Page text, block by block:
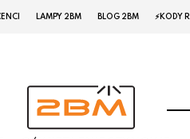
LAMPY 2BM BLOG 2BM ⚡KODY